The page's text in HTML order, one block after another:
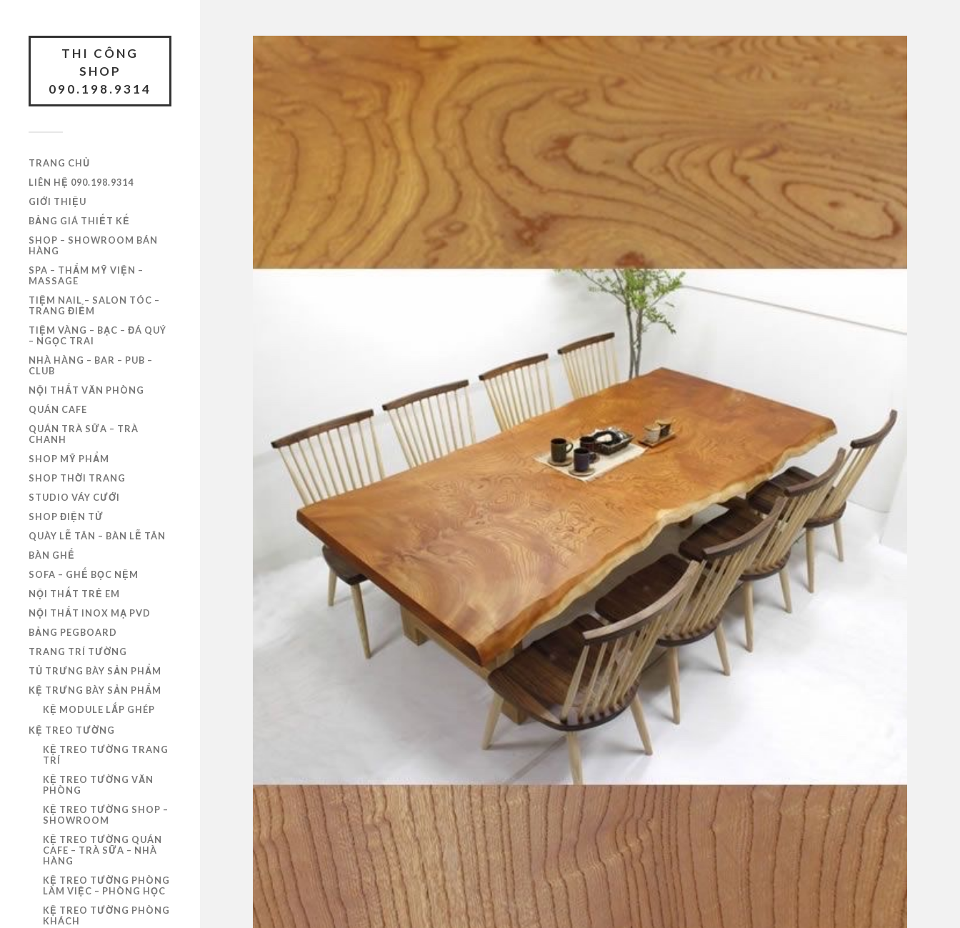
THI CÔNG
SHOP
090.198.9314
TRANG CHỦ
LIÊN HỆ 090.198.9314
GIỚI THIỆU
BẢNG GIÁ THIẾT KẾ
SHOP – SHOWROOM BÁN
HÀNG
SPA – THẨM MỸ VIỆN –
MASSAGE
TIỆM NAIL – SALON TÓC –
TRANG ĐIỂM
TIỆM VÀNG – BẠC – ĐÁ QUÝ
– NGỌC TRAI
NHÀ HÀNG – BAR – PUB –
CLUB
NỘI THẤT VĂN PHÒNG
QUÁN CAFE
QUÁN TRÀ SỮA – TRÀ
CHANH
SHOP MỸ PHẨM
SHOP THỜI TRANG
STUDIO VÁY CƯỚI
SHOP ĐIỆN TỬ
QUÀY LỄ TÂN – BÀN LỄ TÂN
BÀN GHẾ
SOFA – GHẾ BỌC NỆM
NỘI THẤT TRẺ EM
NỘI THẤT INOX MẠ PVD
BẢNG PEGBOARD
TRANG TRÍ TƯỜNG
TỦ TRƯNG BÀY SẢN PHẨM
KỆ TRƯNG BÀY SẢN PHẨM
KỆ MODULE LẮP GHÉP
KỆ TREO TƯỜNG
KỆ TREO TƯỜNG TRANG
TRÍ
KỆ TREO TƯỜNG VĂN
PHÒNG
KỆ TREO TƯỜNG SHOP –
SHOWROOM
KỆ TREO TƯỜNG QUÁN
CAFE – TRÀ SỮA – NHÀ
HÀNG
KỆ TREO TƯỜNG PHÒNG
LÀM VIỆC – PHÒNG HỌC
KỆ TREO TƯỜNG PHÒNG
KHÁCH